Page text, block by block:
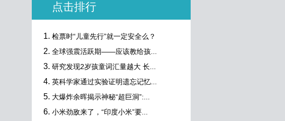
点击排行
检票时“儿童先行”就一定安全么？
全球强震活跃期——应该教给孩...
研究发现2岁孩童词汇量越大 长...
英科学家通过实验证明遗忘记忆...
大爆炸余晖揭示神秘“超巨洞”:...
小米劲敌来了，“印度小米”要...